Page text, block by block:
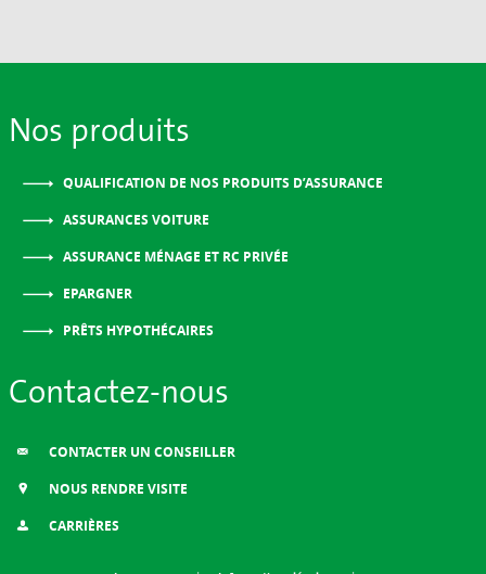
Nos produits
QUALIFICATION DE NOS PRODUITS D’ASSURANCE
ASSURANCES VOITURE
ASSURANCE MÉNAGE ET RC PRIVÉE
EPARGNER
PRÊTS HYPOTHÉCAIRES
Contactez-nous
CONTACTER UN CONSEILLER
NOUS RENDRE VISITE
CARRIÈRES